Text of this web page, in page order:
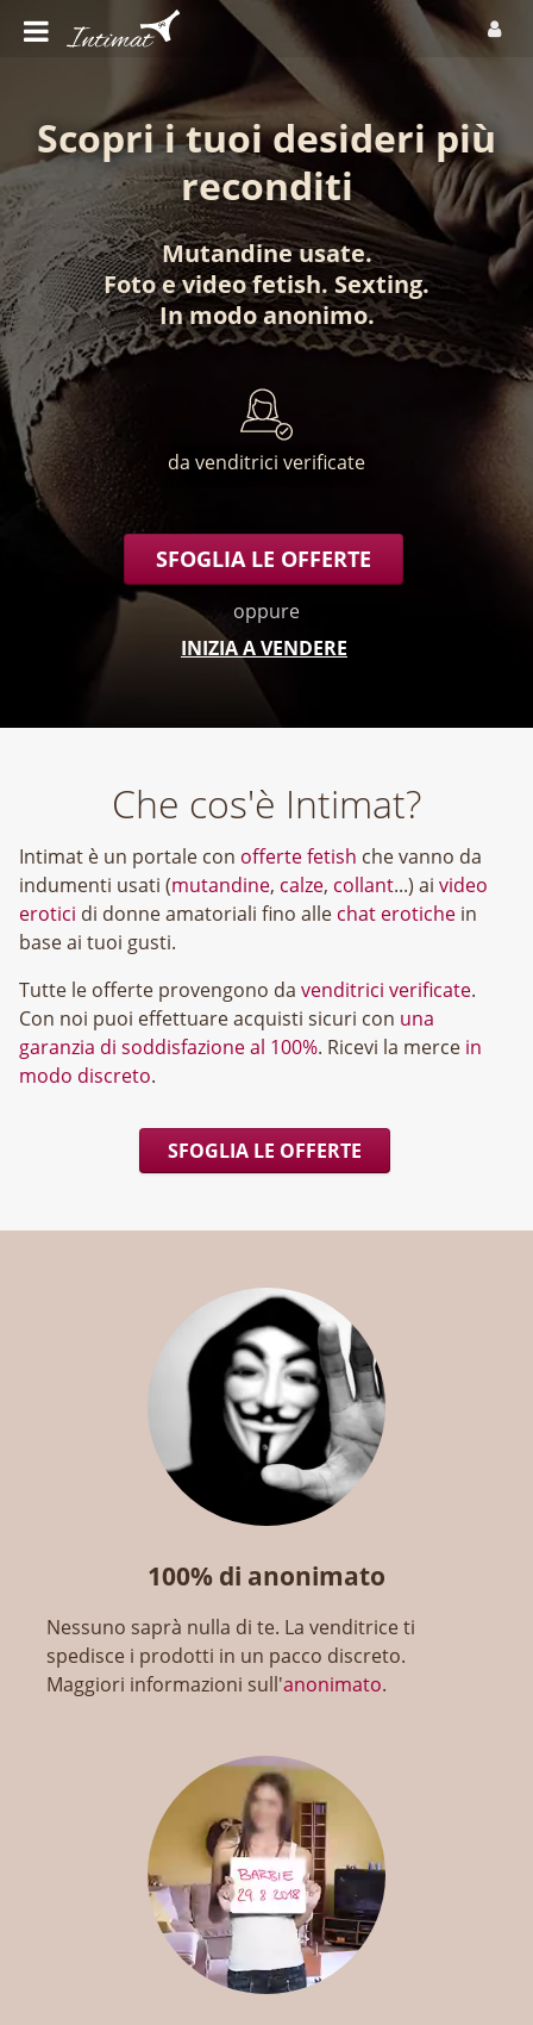
Scopri i tuoi desideri più
reconditi
Mutandine usate.
Fotoevideo fetish. Sexting.
In modo anonimo.
da venditrici verificate
SFOGLIA LE OFFERTE
oppure
INIZIA A VENDERE
Che cos'è Intimat?
Intimat è un portale con offerte fetish che vanno da
indumenti usati (mutandine, calze, collant...) ai video
erotici di donne amatoriali fino alle chat erotiche in
base ai tuoi gusti.
Tutte le offerte provengono da venditrici verificate.
Con noi puoi effettuare acquisti sicuri con una
garanzia di soddisfazione al 100%. Ricevi la merce in
modo discreto.
SFOGLIA LE OFFERTE
100% di anonimato
Nessuno saprà nulla di te. La venditrice ti
spedisce i prodotti in un pacco discreto.
Maggiori informazioni sull'anonimato.